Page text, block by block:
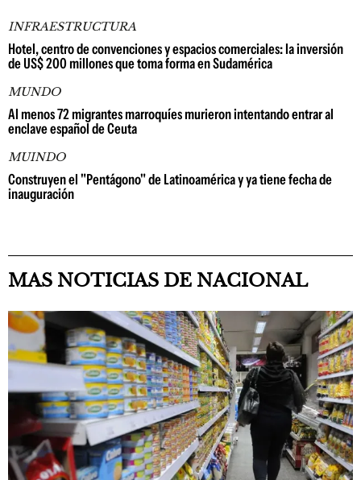
INFRAESTRUCTURA
Hotel, centro de convenciones y espacios comerciales: la inversión
de US$ 200 millones que toma forma en Sudamérica
MUNDO
Al menos 72 migrantes marroquíes murieron intentando entrar al
enclave español de Ceuta
MUINDO
Construyen el "Pentágono" de Latinoamérica y ya tiene fecha de
inauguración
MAS NOTICIAS DE NACIONAL